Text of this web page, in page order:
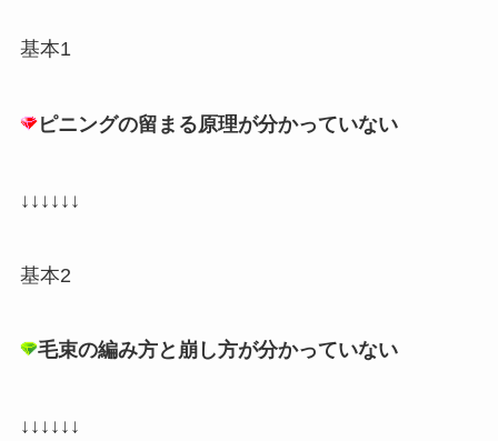
基本1
ピニングの留まる原理が分かっていない
↓↓↓↓↓↓
基本2
毛束の編み方と崩し方が分かっていない
↓↓↓↓↓↓